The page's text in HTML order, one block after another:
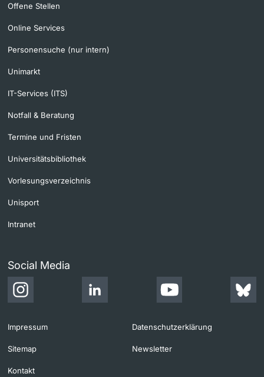
Offene Stellen
Online Services
Personensuche (nur intern)
Unimarkt
IT-Services (ITS)
Notfall & Beratung
Termine und Fristen
Universitätsbibliothek
Vorlesungsverzeichnis
Unisport
Intranet
Social Media
Impressum Datenschutzerklärung
Sitemap Newsletter
Kontakt